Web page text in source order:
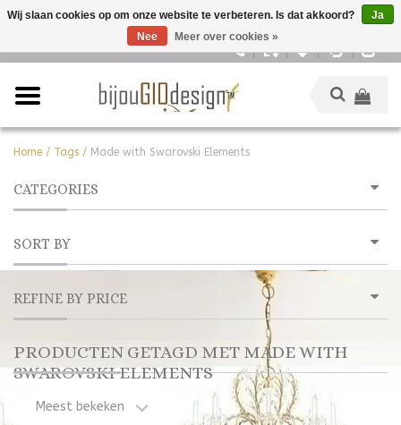
Home / Tags / Made with Swarovski Elements
CATEGORIES
SORT BY
REFINE BY PRICE
PRODUCTEN GETAGD MET MADE WITH
SWAROVSKI ELEMENTS
Meest bekeken
Wij slaan cookies op om onze website te verbeteren. Is dat akkoord?
Ja
Nee
Meer over cookies »